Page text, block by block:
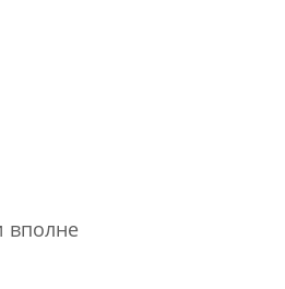
вполне